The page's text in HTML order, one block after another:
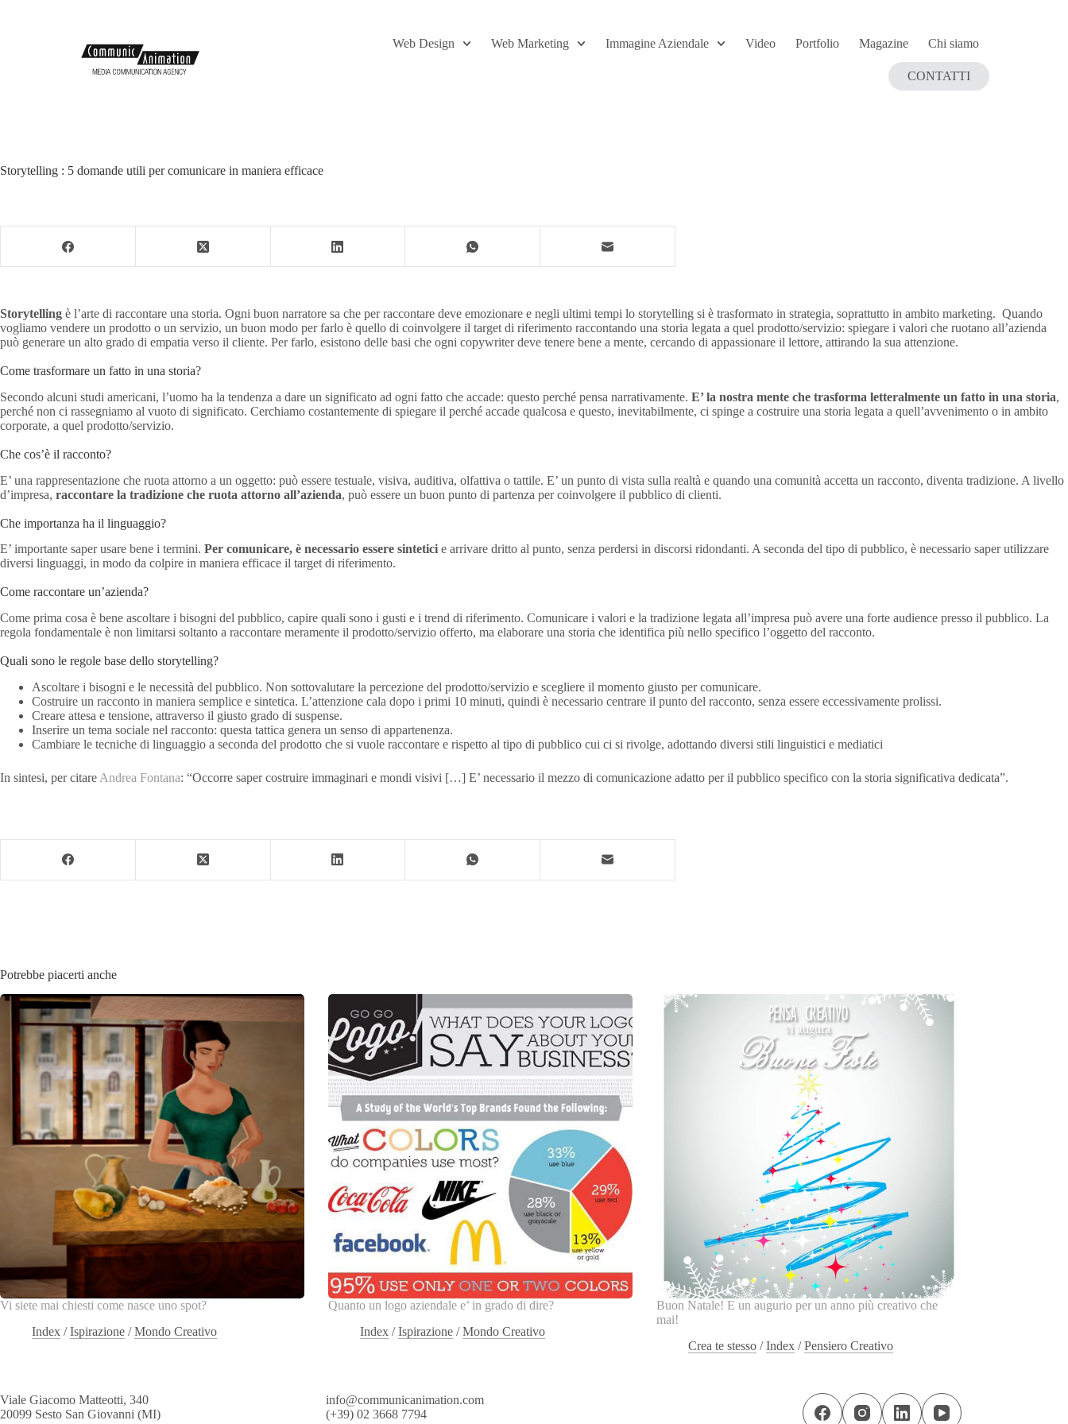
Web Design Web Marketing Immagine Aziendale Video Portfolio Magazine Chi siamo
CONTATTI
Storytelling : 5 domande utili per comunicare in maniera efficace
Storytelling è l’arte di raccontare una storia. Ogni buon narratore sa che per raccontare deve emozionare e negli ultimi tempi lo storytelling si è trasformato in strategia, soprattutto in ambito marketing. Quando
vogliamo vendere un prodotto o un servizio, un buon modo per farlo è quello di coinvolgere il target di riferimento raccontando una storia legata a quel prodotto/servizio: spiegare i valori che ruotano all’azienda
può generare un alto grado di empatia verso il cliente. Per farlo, esistono delle basi che ogni copywriter deve tenere bene a mente, cercando di appassionare il lettore, attirando la sua attenzione.
Come trasformare un fatto in una storia?
Secondo alcuni studi americani, l’uomo ha la tendenza a dare un significato ad ogni fatto che accade: questo perché pensa narrativamente. E’ la nostra mente che trasforma letteralmente un fatto in una storia,
perché non ci rassegniamo al vuoto di significato. Cerchiamo costantemente di spiegare il perché accade qualcosa e questo, inevitabilmente, ci spinge a costruire una storia legata a quell’avvenimento o in ambito
corporate, a quel prodotto/servizio.
Che cos’è il racconto?
E’ una rappresentazione che ruota attorno a un oggetto: può essere testuale, visiva, auditiva, olfattiva o tattile. E’ un punto di vista sulla realtà e quando una comunità accetta un racconto, diventa tradizione. A livello
d’impresa, raccontare la tradizione che ruota attorno all’azienda, può essere un buon punto di partenza per coinvolgere il pubblico di clienti.
Che importanza ha il linguaggio?
E’ importante saper usare bene i termini. Per comunicare, è necessario essere sintetici e arrivare dritto al punto, senza perdersi in discorsi ridondanti. A seconda del tipo di pubblico, è necessario saper utilizzare
diversi linguaggi, in modo da colpire in maniera efficace il target di riferimento.
Come raccontare un’azienda?
Come prima cosa è bene ascoltare i bisogni del pubblico, capire quali sono i gusti e i trend di riferimento. Comunicare i valori e la tradizione legata all’impresa può avere una forte audience presso il pubblico. La
regola fondamentale è non limitarsi soltanto a raccontare meramente il prodotto/servizio offerto, ma elaborare una storia che identifica più nello specifico l’oggetto del racconto.
Quali sono le regole base dello storytelling?
Ascoltare i bisogni e le necessità del pubblico. Non sottovalutare la percezione del prodotto/servizio e scegliere il momento giusto per comunicare.
Costruire un racconto in maniera semplice e sintetica. L’attenzione cala dopo i primi 10 minuti, quindi è necessario centrare il punto del racconto, senza essere eccessivamente prolissi.
Creare attesa e tensione, attraverso il giusto grado di suspense.
Inserire un tema sociale nel racconto: questa tattica genera un senso di appartenenza.
Cambiare le tecniche di linguaggio a seconda del prodotto che si vuole raccontare e rispetto al tipo di pubblico cui ci si rivolge, adottando diversi stili linguistici e mediatici
In sintesi, per citare Andrea Fontana: “Occorre saper costruire immaginari e mondi visivi […] E’ necessario il mezzo di comunicazione adatto per il pubblico specifico con la storia significativa dedicata”.
Potrebbe piacerti anche
Vi siete mai chiesti come nasce uno spot?
Index /Ispirazione /Mondo Creativo
Quanto un logo aziendale e’ in grado di dire?
Index /Ispirazione /Mondo Creativo
Buon Natale! E un augurio per un anno più creativo che
mai!
Crea te stesso /Index /Pensiero Creativo
Viale Giacomo Matteotti, 340
20099 Sesto San Giovanni (MI)
info@communicanimation.com
(+39) 02 3668 7794